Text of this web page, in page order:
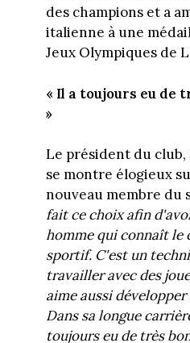
des champions et a
italienne à une
Jeux Olympiques de
« Il a toujours eu de
»
Le président du club,
se montre élogieux
nouveau membre du
fait ce choix afin
homme qui connaît le
sportif. C'est un
travailler avec des
aime aussi
Dans sa longue
toujours eu de très